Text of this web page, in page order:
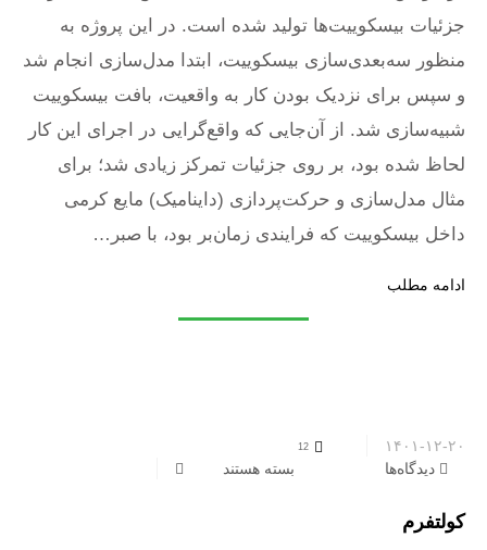
جزئیات بیسکوییت‌ها تولید شده است. در این پروژه به
منظور سه‌بعدی‌سازی بیسکوییت، ابتدا مدل‌سازی انجام شد
و سپس برای نزدیک بودن کار به واقعیت، بافت بیسکوییت
شبیه‌سازی شد. از آن‌جایی که واقع‌گرایی در اجرای این کار
لحاظ شده بود، بر روی جزئیات تمرکز زیادی شد؛ برای
مثال مدل‌سازی و حرکت‌پردازی (داینامیک) مایع کرمی
داخل بیسکوییت که فرایندی زمان‌بر بود، با صبر…
ادامه مطلب
۱۴۰۱-۱۲-۲۰
دیدگاه‌هابرای کولتفرم بسته هستند
کولتفرم